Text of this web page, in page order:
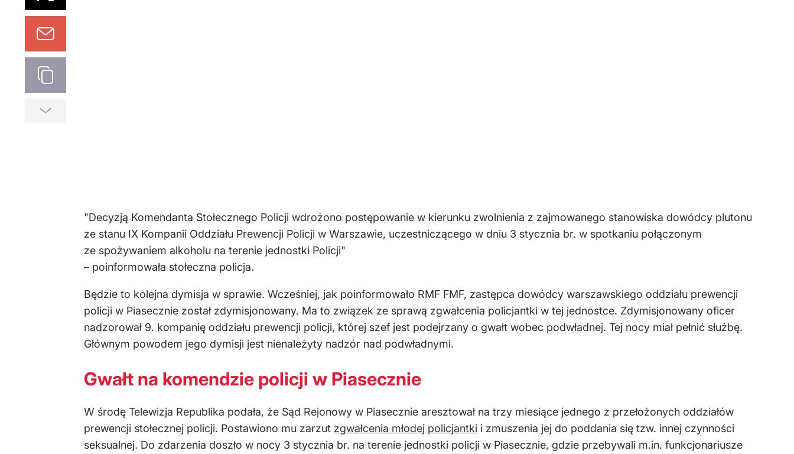
"Decyzją Komendanta Stołecznego Policji wdrożono postępowanie w kierunku zwolnienia z zajmowanego stanowiska dowódcy plutonu
ze stanu IX Kompanii Oddziału Prewencji Policji w Warszawie, uczestniczącego w dniu 3 stycznia br. w spotkaniu połączonym
ze spożywaniem alkoholu na terenie jednostki Policji"
– poinformowała stołeczna policja.
Będzie to kolejna dymisja w sprawie. Wcześniej, jak poinformowało RMF FMF, zastępca dowódcy warszawskiego oddziału prewencji
policji w Piasecznie został zdymisjonowany. Ma to związek ze sprawą zgwałcenia policjantki w tej jednostce. Zdymisjonowany oficer
nadzorował 9. kompanię oddziału prewencji policji, której szef jest podejrzany o gwałt wobec podwładnej. Tej nocy miał pełnić służbę.
Głównym powodem jego dymisji jest nienależyty nadzór nad podwładnymi.
Gwałt na komendzie policji w Piasecznie
W środę Telewizja Republika podała, że Sąd Rejonowy w Piasecznie aresztował na trzy miesiące jednego z przełożonych oddziałów
prewencji stołecznej policji. Postawiono mu zarzut zgwałcenia młodej policjantki i zmuszenia jej do poddania się tzw. innej czynności
seksualnej. Do zdarzenia doszło w nocy 3 stycznia br. na terenie jednostki policji w Piasecznie, gdzie przebywali m.in. funkcjonariusze